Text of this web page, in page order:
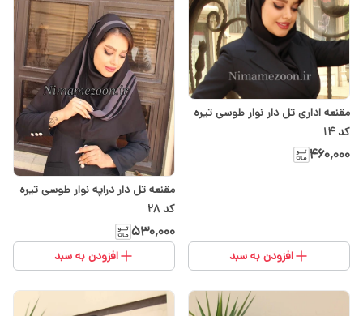
مقنعه اداری تل دار نوار طوسی تیره
کد 14
۴۶۰٬۰۰۰
افزودن به سبد
مقنعه تل دار دراپه نوار طوسی تیره
کد 28
۵۳۰٬۰۰۰
افزودن به سبد